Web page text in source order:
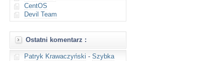
CentOS
Devil Team
Ostatni komentarz :
Patryk Krawaczyński - Szybka